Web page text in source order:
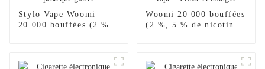
Stylo Vape Woomi
20 000 bouffées (2 %,
narguilé électronique
Woomi 20 000 bouffées
(2 %, 5 % de nicotine),
Al Wape Puff Fakher,